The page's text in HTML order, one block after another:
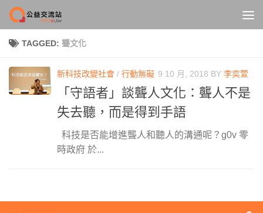
Skip to content
TAGGED: 聾文化
新科技改變社會 / 行動無礙 9 10 月, 2018 BY 李奕萱
「守語者」談聾人文化：聾人不是
失去聽，而是得到手語
科技是否能增進聾人和聽人的溝通呢？g0v 零
時政府 於...